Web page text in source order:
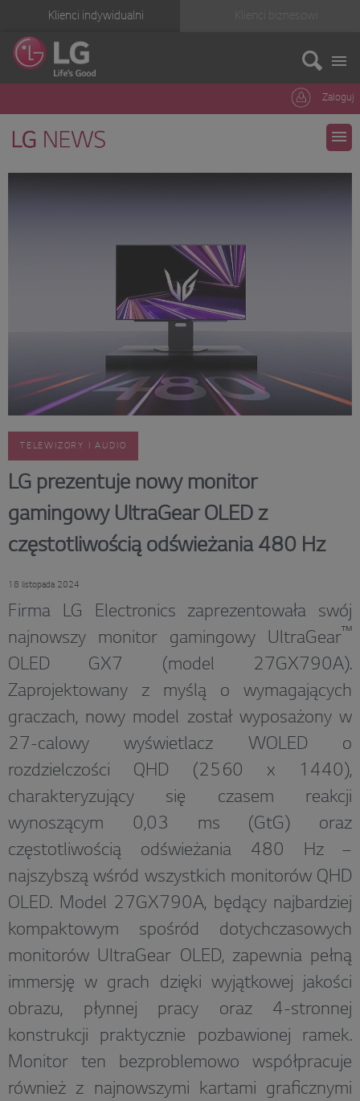
Klienci indywidualni
Zaloguj
TELEWIZORY I AUDIO
LG prezentuje nowy monitor
gamingowy UltraGear OLED z
częstotliwością odświeżania 480 Hz
18 listopada 2024
Firma LG Electronics zaprezentowała swój
najnowszy monitor gamingowy UltraGear™
OLED GX7 (model 27GX790A).
Zaprojektowany z myślą o wymagających
graczach, nowy model został wyposażony w
27-calowy wyświetlacz WOLED o
rozdzielczości QHD (2560 x 1440),
charakteryzujący się czasem reakcji
wynoszącym 0,03 ms (GtG) oraz
częstotliwością odświeżania 480 Hz –
najszybszą wśród wszystkich monitorów QHD
OLED. Model 27GX790A, będący najbardziej
kompaktowym spośród dotychczasowych
monitorów UltraGear OLED, zapewnia pełną
immersję w grach dzięki wyjątkowej jakości
obrazu, płynnej pracy oraz 4-stronnej
konstrukcji praktycznie pozbawionej ramek.
Monitor ten bezproblemowo współpracuje
również z najnowszymi kartami graficznymi